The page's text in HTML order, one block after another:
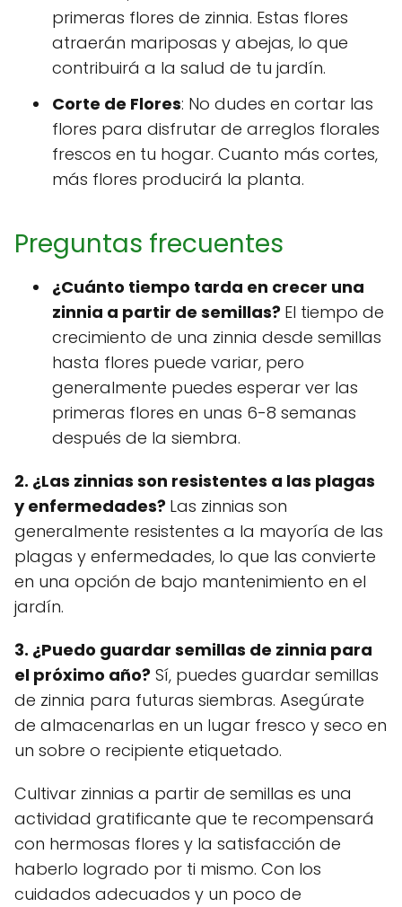
primeras flores de zinnia. Estas flores
atraerán mariposas y abejas, lo que
contribuirá a la salud de tu jardín.
Corte de Flores: No dudes en cortar las
flores para disfrutar de arreglos florales
frescos en tu hogar. Cuanto más cortes,
más flores producirá la planta.
Preguntas frecuentes
¿Cuánto tiempo tarda en crecer una
zinnia a partir de semillas? El tiempo de
crecimiento de una zinnia desde semillas
hasta flores puede variar, pero
generalmente puedes esperar ver las
primeras flores en unas 6-8 semanas
después de la siembra.
2. ¿Las zinnias son resistentes a las plagas
y enfermedades? Las zinnias son
generalmente resistentes a la mayoría de las
plagas y enfermedades, lo que las convierte
en una opción de bajo mantenimiento en el
jardín.
3. ¿Puedo guardar semillas de zinnia para
el próximo año? Sí, puedes guardar semillas
de zinnia para futuras siembras. Asegúrate
de almacenarlas en un lugar fresco y seco en
un sobre o recipiente etiquetado.
Cultivar zinnias a partir de semillas es una
actividad gratificante que te recompensará
con hermosas flores y la satisfacción de
haberlo logrado por ti mismo. Con los
cuidados adecuados y un poco de